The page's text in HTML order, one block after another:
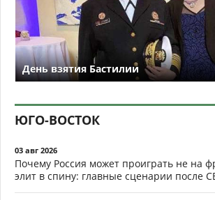
День взятия Бастилии
ЮГО-ВОСТОК
03 авг 2026
Почему Россия может проиграть не на
элит в спину: главные сценарии после